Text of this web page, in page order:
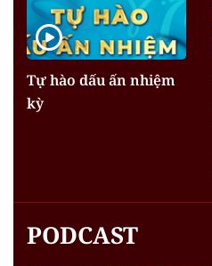
Tự hào dấu ấn nhiệm
kỳ
PODCAST